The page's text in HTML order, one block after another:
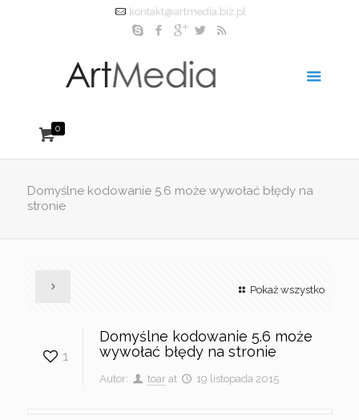
kontakt@artmedia.biz.pl
0
Domyślne kodowanie 5.6 może wywołać błędy na
stronie
Pokaż wszystko
1
Domyślne kodowanie 5.6 może
wywołać błędy na stronie
Autor: toar at 19 listopada 2015